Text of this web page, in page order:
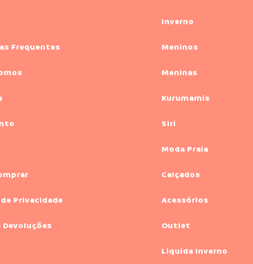
Frequentes
Privacidade
Devoluções
Inverno
Meninos
Meninas
Kurumamis
Siri
Moda Praia
Calçados
Acessórios
Outlet
Liquida Inverno